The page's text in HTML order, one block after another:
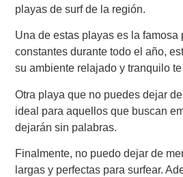
playas de surf de la región.
Una de estas playas es la
constantes durante todo el año,
su ambiente relajado y tranquilo
Otra playa que no puedes dejar
ideal para aquellos que buscan
dejarán sin palabras.
Finalmente, no puedo dejar de
largas y perfectas para surfear.